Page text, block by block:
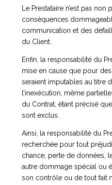
Le Prestataire n’est pas
conséquences
communication et des
du Client.
Enfin, la responsabilité du
mise en cause que pour
seraient imputables au titre
l’inexécution, même
du Contrat, étant précisé
sont exclus.
Ainsi, la responsabilité du
recherchée pour tout
chance, perte de données,
autre dommage spécial ou
son contrôle ou de tout fait